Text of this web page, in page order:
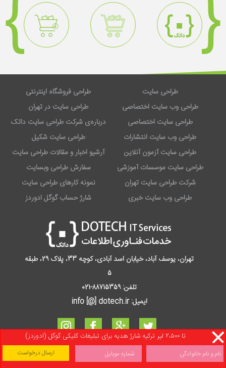
تا 2،500 لیر ترکیه شارژ هدیه برای تبلیغات کلیکی گوگل (ادوردز)
طراحی سایت
طراحی وب سایت اختصاصی
طراحی سایت اختصاصی
طراحی وب سایت انتشارات
طراحی سایت آزمون آنلاین
طراحی سایت موسسات آموزشی
شرکت طراحی سایت تهران
طراحی وب سایت خبری
طراحی فروشگاه اینترنتی
طراحی سایت در تهران
درباره‌ی شرکت طراحی سایت داتک
طراحی سایت شکیل
آرشیو اخبار و مقالات طراحی سایت
سفارش طراحی وبسایت
نمونه کارهای طراحی سایت
شارژ حساب گوگل ادوردز
تهران، یوسف آباد، خیابان اسد آبادی، کوچه 33، پلاک 29، طبقه
5
تلفن:88715359-021
ایمیل: info [@] dotech.ir
تمامی حقوق برای
داتک (دنیای ایده‌های تابان فناوری) محفوظ است. طراحی و
پیاده سازی توسط خودمان!